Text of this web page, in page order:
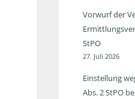
Vorwurf der
StPO
27. Juli 2026
Einstellung
Abs. 2 StPO